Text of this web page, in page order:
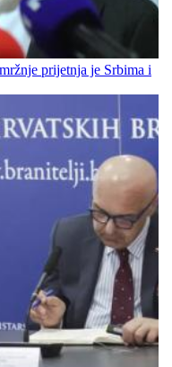
prijetnja je Srbima i